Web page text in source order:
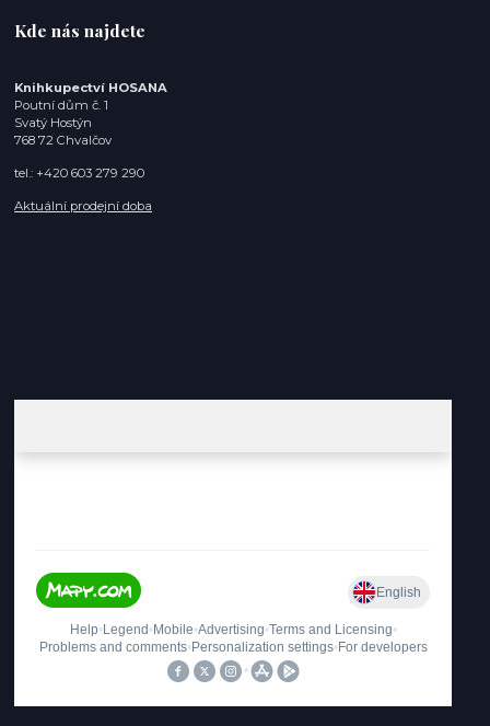
Kde nás najdete
Knihkupectví HOSANA
Poutní dům č. 1
Svatý Hostýn
768 72 Chvalčov
tel.: +420 603 279 290
Aktuální prodejní doba